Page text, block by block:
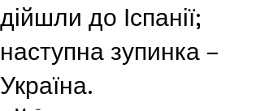
дійшли до Іспанії;
наступна зупинка –
Україна.